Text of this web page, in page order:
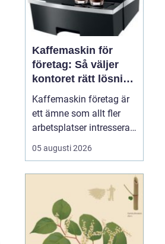
Kaffemaskin för
företag: Så väljer
kontoret rätt lösning
för kaffe på jobbet
Kaffemaskin företag är
ett ämne som allt fler
arbetsplatser intresserar
sig för när de vill höja
trivsel och effektivitet på
arbetsdagen, och många
medarbetare up...
05 augusti 2026